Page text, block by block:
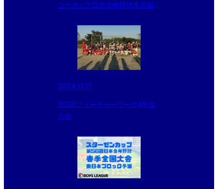
コーカップ日本少年野球東京都東
2024.11.11
第3回フューチャーリーグ4年生
大会